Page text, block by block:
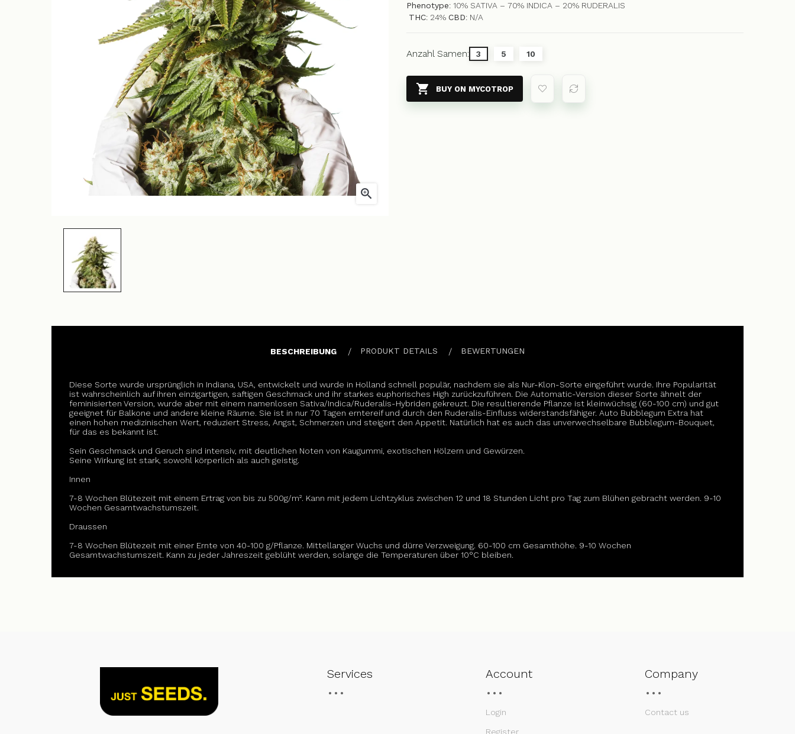

Phenotype: 10% SATIVA – 70% INDICA – 20% RUDERALIS
THC: 24% CBD: N/A
Anzahl Samen: 3 5 10
 BUY ON MYCOTROP
BESCHREIBUNG PRODUKT DETAILS BEWERTUNGEN
Diese Sorte wurde ursprünglich in Indiana, USA, entwickelt und wurde in Holland schnell populär, nachdem sie als Nur-Klon-Sorte eingeführt wurde. Ihre Popularität
ist wahrscheinlich auf ihren einzigartigen, saftigen Geschmack und ihr starkes euphorisches High zurückzuführen. Die Automatic-Version dieser Sorte ähnelt der
feminisierten Version, wurde aber mit einem namenlosen Sativa/Indica/Ruderalis-Hybriden gekreuzt. Die resultierende Pflanze ist kleinwüchsig (60-100 cm) und gut
geeignet für Balkone und andere kleine Räume. Sie ist in nur 70 Tagen erntereif und durch den Ruderalis-Einfluss widerstandsfähiger. Auto Bubblegum Extra hat
einen hohen medizinischen Wert, reduziert Stress, Angst, Schmerzen und steigert den Appetit. Natürlich hat es auch das unverwechselbare Bubblegum-Bouquet,
für das es bekannt ist.
Sein Geschmack und Geruch sind intensiv, mit deutlichen Noten von Kaugummi, exotischen Hölzern und Gewürzen.
Seine Wirkung ist stark, sowohl körperlich als auch geistig.
Innen
7-8 Wochen Blütezeit mit einem Ertrag von bis zu 500g/m². Kann mit jedem Lichtzyklus zwischen 12 und 18 Stunden Licht pro Tag zum Blühen gebracht werden. 9-10
Wochen Gesamtwachstumszeit.
Draussen
7-8 Wochen Blütezeit mit einer Ernte von 40-100 g/Pflanze. Mittellanger Wuchs und dürre Verzweigung. 60-100 cm Gesamthöhe. 9-10 Wochen
Gesamtwachstumszeit. Kann zu jeder Jahreszeit geblüht werden, solange die Temperaturen über 10°C bleiben.
Services Account
Login
Register
Company
Contact us